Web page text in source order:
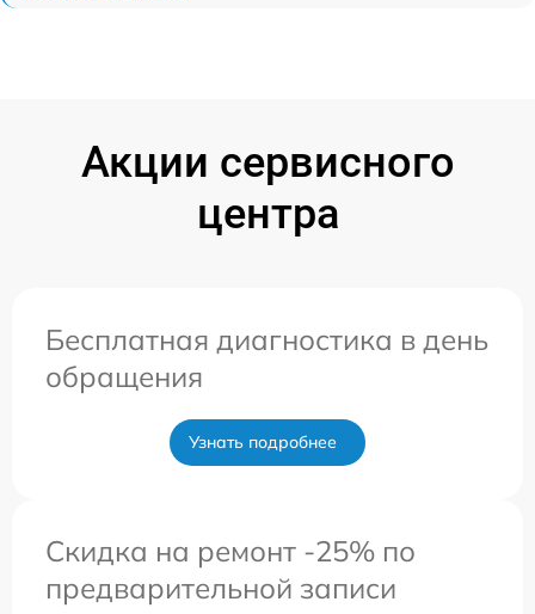
Акции сервисного
центра
Бесплатная диагностика в день
обращения
Узнать подробнее
Скидка на ремонт -25% по
предварительной записи